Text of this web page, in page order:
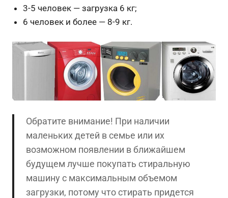
3-5 человек — загрузка 6 кг;
6 человек и более — 8-9 кг.
Обратите внимание! При наличии
маленьких детей в семье или их
возможном появлении в ближайшем
будущем лучше покупать стиральную
машину с максимальным объемом
загрузки, потому что стирать придется